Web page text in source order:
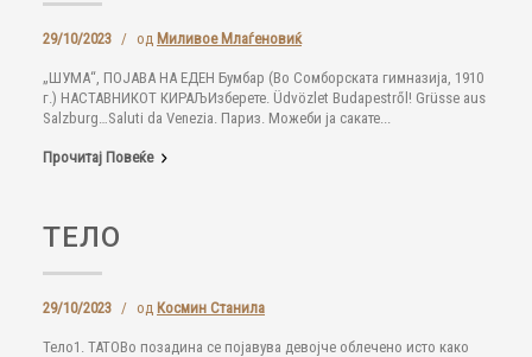
29/10/2023 / од Миливое Млаѓеновиќ
„ШУМА“, ПОЈАВА НА ЕДЕН Бумбар (Во Сомборската гимназија, 1910
г.) НАСТАВНИКОТ КИРАЉИзберете. Üdvözlet Budapestről! Grüsse aus
Salzburg…Saluti da Venezia. Париз. Можеби ја сакате...
Прочитај Повеќе
ТЕЛО
29/10/2023 / од Космин Станила
Тело1. ТАТОВо позадина се појавува девојче облечено исто како